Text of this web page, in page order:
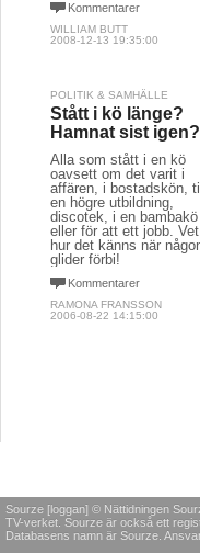
Kommentarer
WILLIAM BUTT
2008-12-13 19:35:00
POLITIK & SAMHÄLLE
Stått i kö länge?
Hamnat sist igen?
Alla som stått i en kö
oavsett om det varit i
affären, i bostadskön, till
en högre utbildning,
discotek, i en bambakö
eller för att ett jobb. Vet
hur det känns när
glider förbi!
Kommentarer
RAMONA FRANSSON
2006-08-22 14:15:00
Sourze [loggan] © Nättidningen
TV-verket. Sourze är också ett
Databasens namn är Sourze.